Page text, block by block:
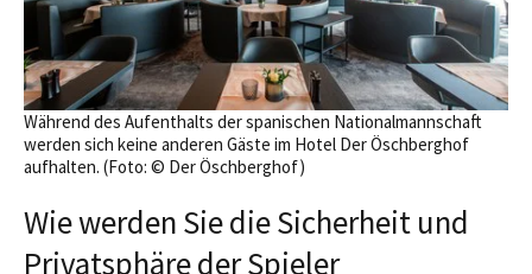
Während des Aufenthalts der spanischen Nationalmannschaft
werden sich keine anderen Gäste im Hotel Der Öschberghof
aufhalten. (Foto: © Der Öschberghof)
Wie werden Sie die Sicherheit und
Privatsphäre der Spieler